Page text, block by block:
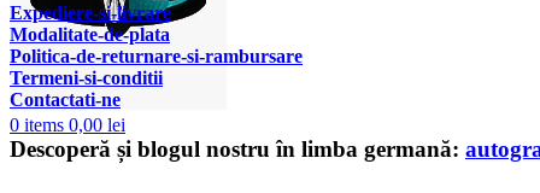
0 items 0,00 lei
Expediere-si-livrare
Modalitate-de-plata
Politica-de-returnare-si-rambursare
Termeni-si-conditii
Contactati-ne
Descoperă și blogul nostru în limba germană: